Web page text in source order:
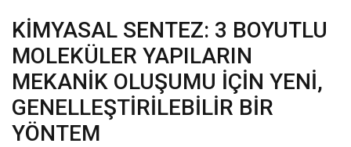
KİMYASAL SENTEZ: 3 BOYUTLU
MOLEKÜLER YAPILARIN
MEKANİK OLUŞUMU İÇİN YENİ,
GENELLEŞTİRİLEBİLİR BİR
YÖNTEM